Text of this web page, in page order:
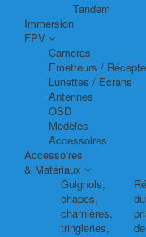
Tandem
Immersion
FPV
Cameras
Emetteurs /
Lunettes / Ecrans
Antennes
OSD
Modèles
Accessoires
Accessoires
& Matériaux
Guignols,
chapes,
charnières,
tringleries,
de